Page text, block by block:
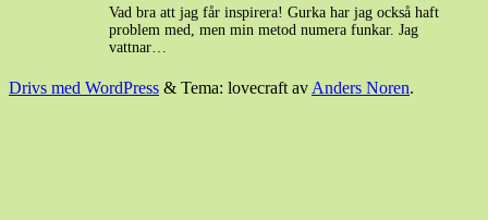
Vad bra att jag får inspirera! Gurka har jag också haft
problem med, men min metod numera funkar. Jag
vattnar…
Drivs med WordPress & Tema: lovecraft av Anders Noren.